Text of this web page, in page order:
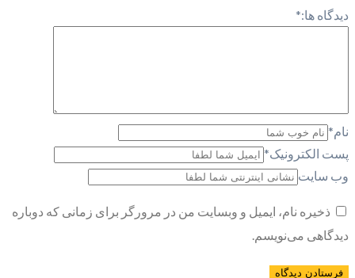
دیدگاه ها:*
نام*
پست الکترونیک*
وب سایت
ذخیره نام، ایمیل و وبسایت من در مرورگر برای زمانی که دوباره
دیدگاهی می‌نویسم.